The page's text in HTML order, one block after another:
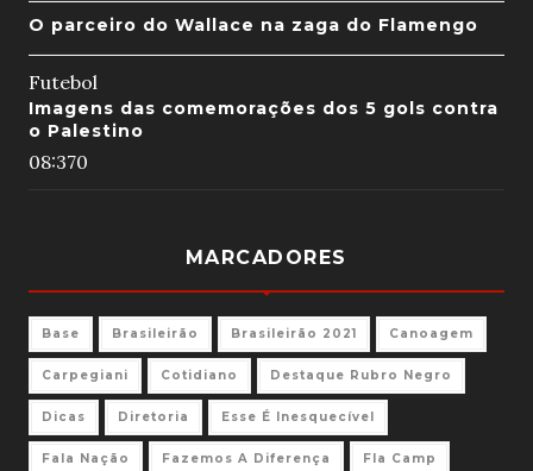
O parceiro do Wallace na zaga do Flamengo
Futebol
Imagens das comemorações dos 5 gols contra
o Palestino
08:370
MARCADORES
Base Brasileirão Brasileirão 2021 Canoagem
Carpegiani Cotidiano Destaque Rubro Negro
Dicas Diretoria Esse É Inesquecível
Fala Nação Fazemos A Diferença Fla Camp